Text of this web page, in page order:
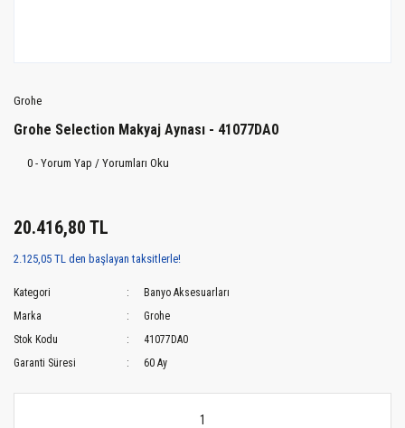
Grohe
Grohe Selection Makyaj Aynası - 41077DA0
0 - Yorum Yap / Yorumları Oku
20.416,80 TL
2.125,05 TL den başlayan taksitlerle!
Kategori
Banyo Aksesuarları
Marka
Grohe
Stok Kodu
41077DA0
Garanti Süresi
60 Ay